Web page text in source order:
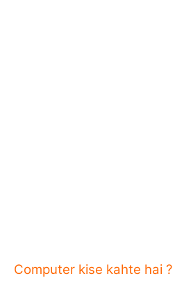
Computer kise kahte hai ?